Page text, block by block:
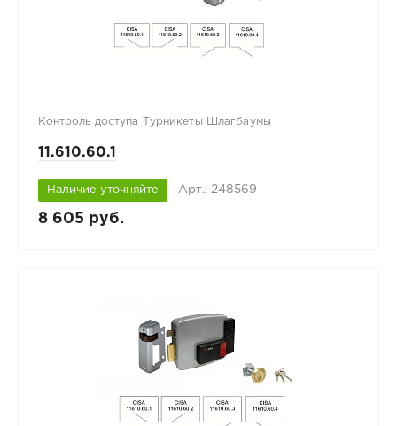
Контроль доступа Турникеты Шлагбаумы
11.610.60.1
Наличие уточняйте Арт.: 248569
8 605 руб.